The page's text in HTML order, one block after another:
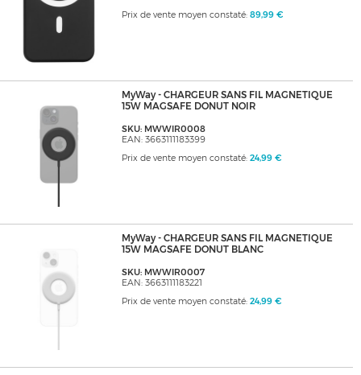
Prix de vente moyen constaté: 89,99 €
MyWay - CHARGEUR SANS FIL MAGNETIQUE
15W MAGSAFE DONUT NOIR
SKU: MWWIR0008
EAN: 3663111183399
Prix de vente moyen constaté: 24,99 €
MyWay - CHARGEUR SANS FIL MAGNETIQUE
15W MAGSAFE DONUT BLANC
SKU: MWWIR0007
EAN: 3663111183221
Prix de vente moyen constaté: 24,99 €